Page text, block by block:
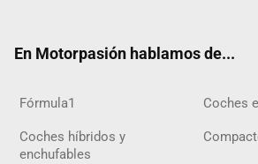
En Motorpasión hablamos de...
Fórmula1 Coches
Coches híbridos y
enchufables